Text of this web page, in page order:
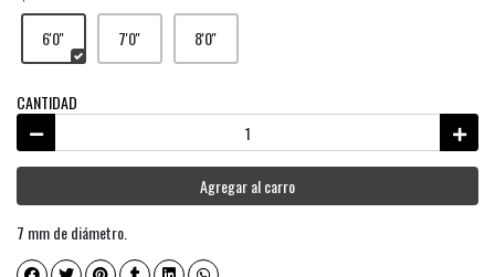
6'0'' 7'0'' 8'0''
CANTIDAD
Agregar al carro
7 mm de diámetro.